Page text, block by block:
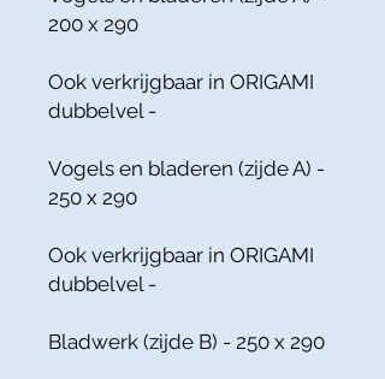
200 x 290
Ook verkrijgbaar in ORIGAMI
dubbelvel -
Vogels en bladeren (zijde A) -
250 x 290
Ook verkrijgbaar in ORIGAMI
dubbelvel -
Bladwerk (zijde B) - 250 x 290